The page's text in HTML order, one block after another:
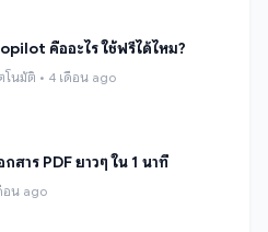
คืออะไร ใช้ฟรีได้ไหม?
โนมัติ • 4 เดือน ago
กสาร PDF ยาวๆ ใน 1 นาที
อน ago